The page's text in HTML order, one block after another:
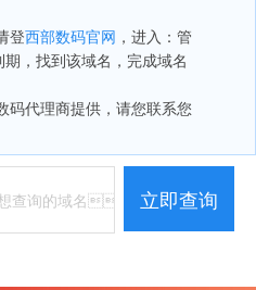
登西部数码官网 ，进入：管
，找到该域名，完成域名
代理商提供，请您联系您
立即查询